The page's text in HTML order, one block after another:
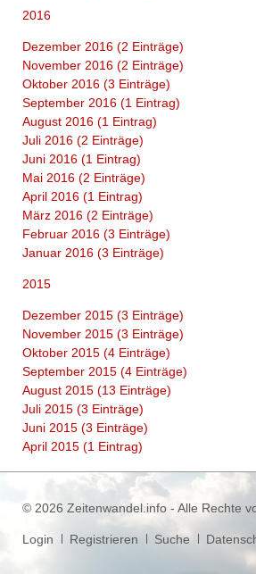
2016
Dezember 2016 (2 Einträge)
November 2016 (2 Einträge)
Oktober 2016 (3 Einträge)
September 2016 (1 Eintrag)
August 2016 (1 Eintrag)
Juli 2016 (2 Einträge)
Juni 2016 (1 Eintrag)
Mai 2016 (2 Einträge)
April 2016 (1 Eintrag)
März 2016 (2 Einträge)
Februar 2016 (3 Einträge)
Januar 2016 (3 Einträge)
2015
Dezember 2015 (3 Einträge)
November 2015 (3 Einträge)
Oktober 2015 (4 Einträge)
September 2015 (4 Einträge)
August 2015 (13 Einträge)
Juli 2015 (3 Einträge)
Juni 2015 (3 Einträge)
April 2015 (1 Eintrag)
© 2026 Zeitenwandel.info - Alle Rechte
Navigation
Login Registrieren Suche